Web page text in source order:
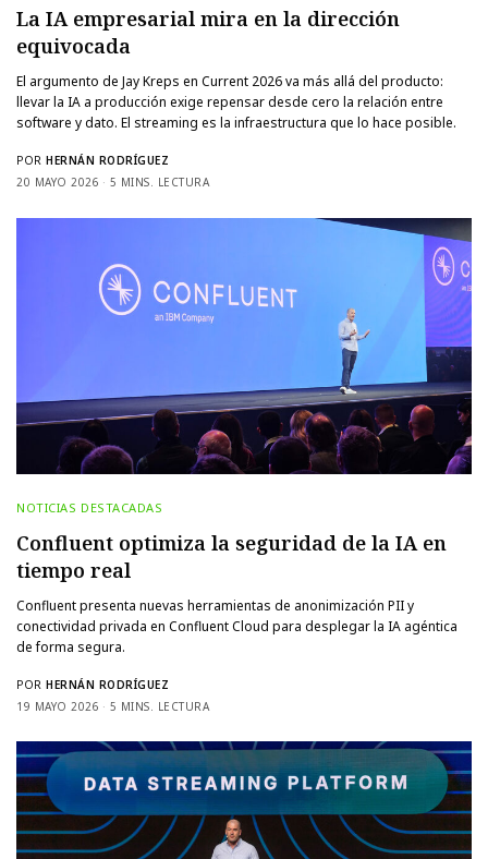
La IA empresarial mira en la dirección
equivocada
El argumento de Jay Kreps en Current 2026 va más allá del producto:
llevar la IA a producción exige repensar desde cero la relación entre
software y dato. El streaming es la infraestructura que lo hace posible.
POR HERNÁN RODRÍGUEZ
20 MAYO 2026
5 MINS. LECTURA
NOTICIAS DESTACADAS
Confluent optimiza la seguridad de la IA en
tiempo real
Confluent presenta nuevas herramientas de anonimización PII y
conectividad privada en Confluent Cloud para desplegar la IA agéntica
de forma segura.
POR HERNÁN RODRÍGUEZ
19 MAYO 2026
5 MINS. LECTURA